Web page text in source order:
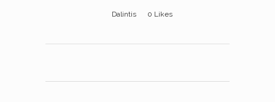
Dalintis 0 Likes